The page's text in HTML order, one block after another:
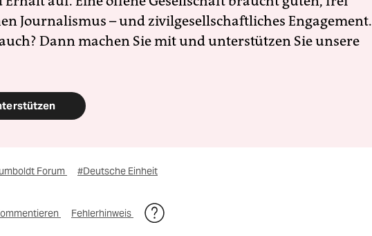
Journalismus – und zivilgesellschaftliches Engagement.
Dann machen Sie mit und unterstützen Sie unsere
Forum #Deutsche Einheit
Fehlerhinweis